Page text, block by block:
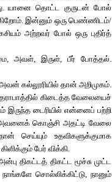
யானை தொட்ட குருடன் போல்
இன்னும் ஒரு பெண்ணிடம்/
அற்றவர் போல் ஒரு புதிர்த்
அவள், இருள், பீர் போத்தல்.
கல்லூரியில் தான் அறிமுகம்.
கிடைத்த வேலையைச்
டைரியில் என்னைப் பற்றி
அவனைக் கொஞ்சி அதட்டி வேலை
உதவிகளுக்குமாக
பேர் விக்கி.
திகட்டத் திகட்ட மூச்சு முட்ட
சொல்லிக்கிட்டு, நானும்